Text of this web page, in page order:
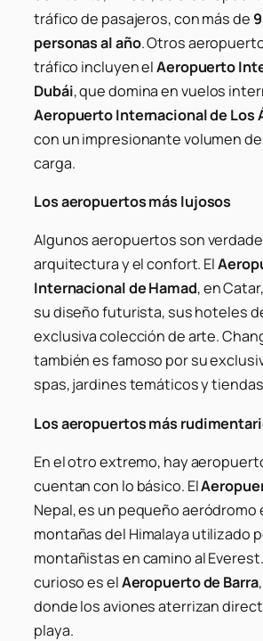
tráfico de pasajeros, con más de
personas al año. Otros
tráfico incluyen elAeropuerto
Dubái, que domina en vuelos
Aeropuerto Internacional de Los
con un impresionante volumen
carga.
Los aeropuertos más lujosos
Algunos aeropuertos son
arquitectura y el confort. El
Internacional de Hamad, en
su diseño futurista, sus hoteles
exclusiva colección de arte.
también es famoso por su
spas, jardines temáticos y
Los aeropuertos más
En el otro extremo, hay
cuentan con lo básico. El
Nepal, es un pequeño aeródromo
montañas del Himalaya utilizado
montañistas en camino al
curioso es elAeropuerto de Barra
donde los aviones aterrizan
playa.